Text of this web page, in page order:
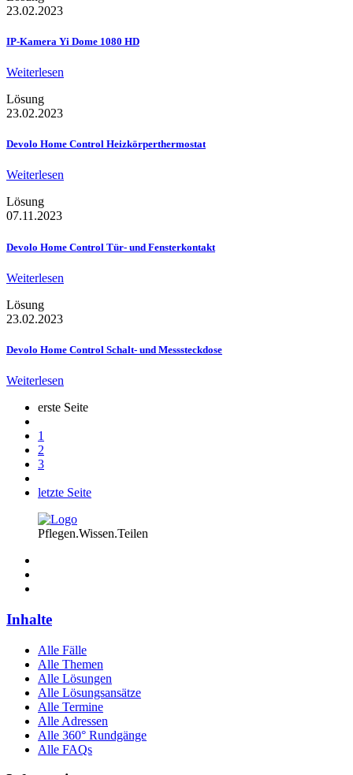
23.02.2023
IP-Kamera Yi Dome 1080 HD
Weiterlesen
Lösung
23.02.2023
Devolo Home Control Heizkörperthermostat
Weiterlesen
Lösung
07.11.2023
Devolo Home Control Tür- und Fensterkontakt
Weiterlesen
Lösung
23.02.2023
Devolo Home Control Schalt- und Messsteckdose
Weiterlesen
erste Seite
1
2
3
letzte Seite
Pflegen.Wissen.Teilen
Inhalte
Alle Fälle
Alle Themen
Alle Lösungen
Alle Lösungsansätze
Alle Termine
Alle Adressen
Alle 360° Rundgänge
Alle FAQs